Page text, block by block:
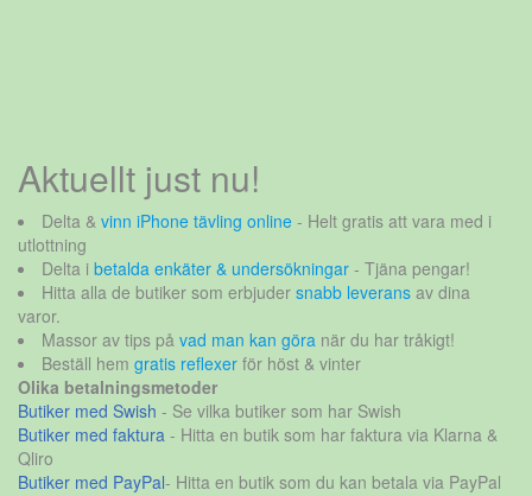
Aktuellt just nu!
Delta & vinn iPhone tävling online - Helt gratis att vara med i
utlottning
Delta i betalda enkäter & undersökningar - Tjäna pengar!
Hitta alla de butiker som erbjuder snabb leverans av dina
varor.
Massor av tips på vad man kan göra när du har tråkigt!
Beställ hem gratis reflexer för höst & vinter
Olika betalningsmetoder
Butiker med Swish - Se vilka butiker som har Swish
Butiker med faktura - Hitta en butik som har faktura via Klarna &
Qliro
Butiker med PayPal- Hitta en butik som du kan betala via PayPal